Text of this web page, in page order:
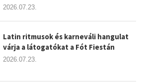
2026.07.23.
Latin ritmusok és karneváli hangulat
várja a látogatókat a Fót Fiestán
2026.07.23.